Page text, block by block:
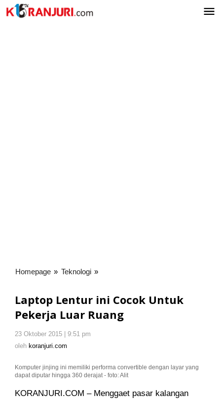
Lewati
ke
Homepage » Teknologi »
Cocok
Untuk
Laptop Lentur ini Cocok Untuk
Pekerja Luar Ruang
23 Oktober 2015 | 9:51 pm
oleh koranjuri.com
Komputer jinjing ini memiliki performa convertible dengan layar yang
dapat diputar hingga 360 derajat - foto: Alit
KORANJURI.COM – Menggaet pasar kalangan